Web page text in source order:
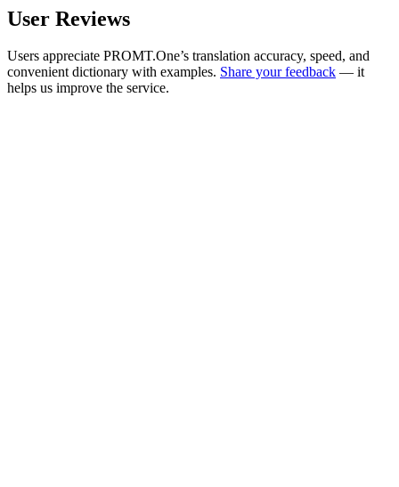
User Reviews
Users appreciate PROMT.One’s translation accuracy, speed, and
convenient dictionary with examples. Share your feedback — it
helps us improve the service.